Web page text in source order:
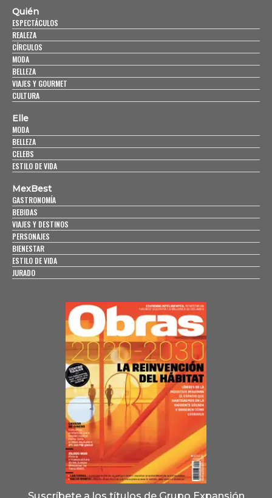
Quién
ESPECTÁCULOS
REALEZA
CÍRCULOS
MODA
BELLEZA
VIAJES Y GOURMET
CULTURA
Elle
MODA
BELLEZA
CELEBS
ESTILO DE VIDA
MexBest
GASTRONOMÍA
BEBIDAS
VIAJES Y DESTINOS
PERSONAJES
BIENESTAR
ESTILO DE VIDA
JURADO